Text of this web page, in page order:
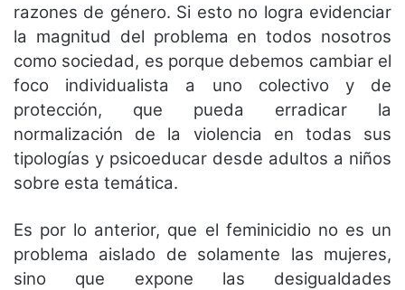
razones de género. Si esto no logra evidenciar
la magnitud del problema en todos nosotros
como sociedad, es porque debemos cambiar el
foco individualista a uno colectivo y de
protección, que pueda erradicar la
normalización de la violencia en todas sus
tipologías y psicoeducar desde adultos a niños
sobre esta temática.
Es por lo anterior, que el feminicidio no es un
problema aislado de solamente las mujeres,
sino que expone las desigualdades